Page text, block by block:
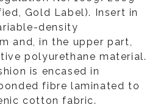
Gold Label). Insert in
density
and, in the upper part,
polyurethane material.
is encased in
fibre laminated to
cotton fabric.